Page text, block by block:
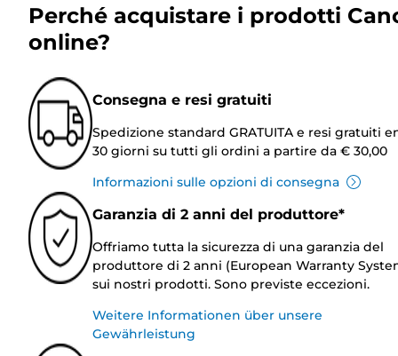
Perché acquistare i prodotti
online?
Consegna e resi gratuiti
Spedizione standard GRATUITA e resi gratuiti
30 giorni su tutti gli ordini a partire da € 30,00
Informazioni sulle opzioni di consegna
Garanzia di 2 anni del produttore*
Offriamo tutta la sicurezza di una garanzia del
produttore di 2 anni (European Warranty
sui nostri prodotti. Sono previste eccezioni.
Weitere Informationen über unsere
Gewährleistung